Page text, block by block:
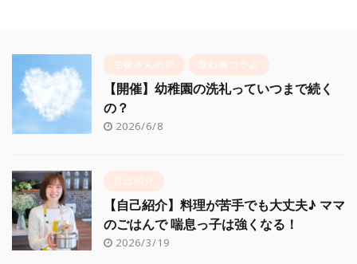
生徒さんの声 重ね煮コラム
【開催】幼稚園の洗礼っていつまで続く
の？
2026/6/8
自己紹介
【自己紹介】料理が苦手でも大丈夫♪ ママ
のごはんで 喘息っ子は強くなる！
2026/3/19